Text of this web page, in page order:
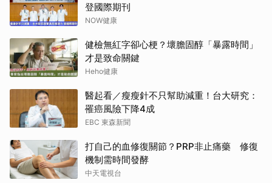
登國際期刊
NOW健康
健檢無紅字卻心梗？壞膽固醇「暴露時間」
才是致命關鍵
Heho健康
醫起看／瘦瘦針不只幫助減重！台大研究：
罹癌風險下降4成
EBC 東森新聞
打自己的血修復關節？PRP非止痛藥 修復
機制需時間發酵
中天電視台